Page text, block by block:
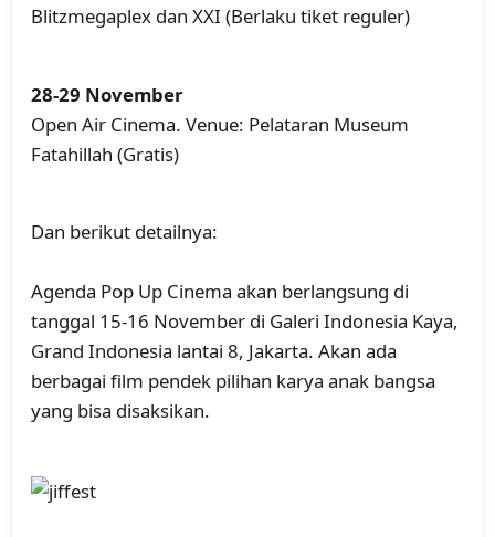
Blitzmegaplex dan XXI (Berlaku tiket reguler)
28-29 November
Open Air Cinema. Venue: Pelataran Museum
Fatahillah (Gratis)
Dan berikut detailnya:
Agenda Pop Up Cinema akan berlangsung di
tanggal 15-16 November di Galeri Indonesia Kaya,
Grand Indonesia lantai 8, Jakarta. Akan ada
berbagai film pendek pilihan karya anak bangsa
yang bisa disaksikan.